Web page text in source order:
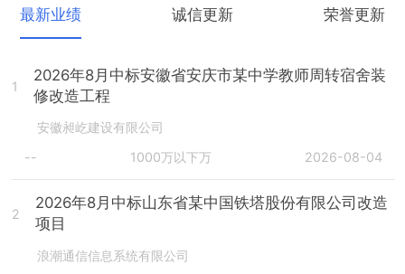
最新业绩 诚信更新 荣誉更新
1
2026年8月中标安徽省安庆市某中学教师周转宿舍装
修改造工程
安徽昶屹建设有限公司
--
1000万以下万 2026-08-04
2
2026年8月中标山东省某中国铁塔股份有限公司改造
项目
浪潮通信信息系统有限公司